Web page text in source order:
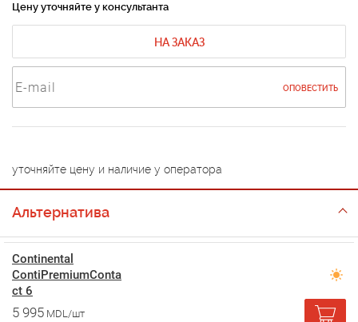
Цену уточняйте у консультанта
НА ЗАКАЗ
ОПОВЕСТИТЬ
уточняйте цену и наличие у оператора
Альтернатива
Continental
ContiPremiumConta
ct 6
5 995 MDL/шт